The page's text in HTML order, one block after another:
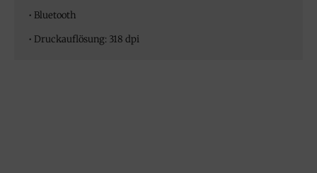
• Bluetooth
• Druckauflösung: 318 dpi